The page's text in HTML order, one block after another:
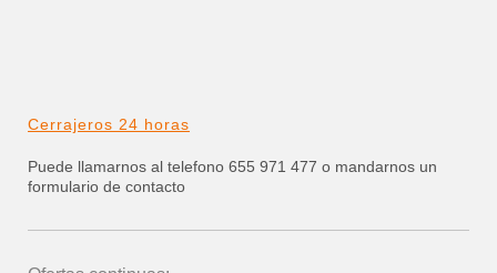
Cerrajeros 24 horas
Puede llamarnos al telefono 655 971 477 o mandarnos un
formulario de contacto